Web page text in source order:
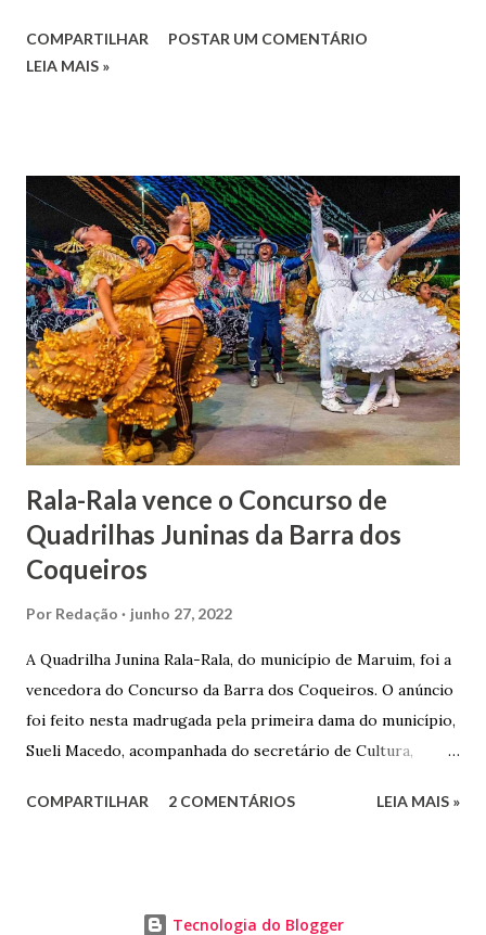
José de Faro Leitão, porém o casamento acabou com o
indiciamento para apropriar-se da volumosa herança. Em
1862, transferiu-se para o Rio de Janeiro e casou-se com
uma irmã do Visconde de Uruguai. O Barão de Maruim
apresentou uma grande dedicação à atividade agrícola, que
lhe proporcionou uma grande reserva financeira. João
Gomes de Melo mandou construir a Igreja Matriz de Nosso
Senhor Bom Jesus dos Passos, que foi inaugurada em 1862 e
doada ao vigário Pe. José Joaquim de Vasconcelos. A Igreja
Matriz...
COMPARTILHAR
POSTAR UM COMENTÁRIO
LEIA MAIS »
Rala-Rala vence o Concurso de
Quadrilhas Juninas da Barra dos
Coqueiros
Por Redação junho 27, 2022
A Quadrilha Junina Rala-Rala, do município de Maruim, foi a
vencedora do Concurso da Barra dos Coqueiros. O anúncio
foi feito nesta madrugada pela primeira dama do município,
Sueli Macedo, acompanhada do secretário de Cultura,
Roberto Fernandes dos Santos Júnior, e na presença dos
COMPARTILHAR 2 COMENTÁRIOS LEIA MAIS »
Tecnologia do Blogger